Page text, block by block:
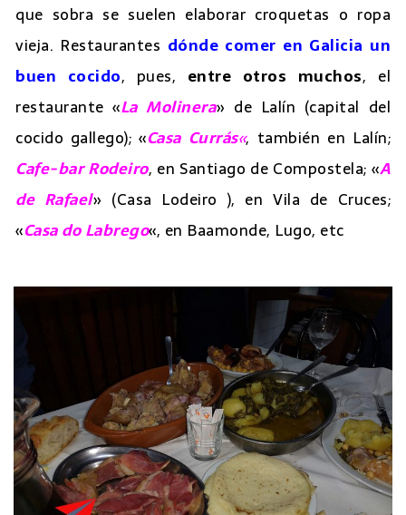
que sobra se suelen elaborar croquetas o ropa
vieja. Restaurantes dónde comer en Galicia un
buen cocido, pues, entre otros muchos, el
restaurante «La Molinera» de Lalín (capital del
cocido gallego); «Casa Currás«, también en Lalín;
Cafe-bar Rodeiro, en Santiago de Compostela; «A
de Rafael» (Casa Lodeiro ), en Vila de Cruces;
«Casa do Labrego«, en Baamonde, Lugo, etc